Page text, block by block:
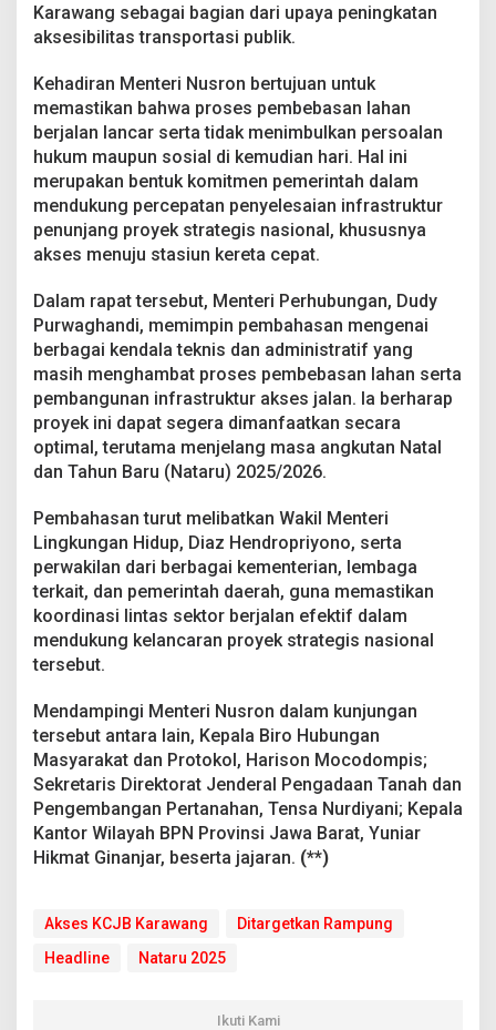
n
g
a
m
u
n
g
S
e
b
e
u
m
a
t
a
r
u
2
0
5
Karawang sebagai bagian dari upaya peningkatan
aksesibilitas transportasi publik.
Kehadiran Menteri Nusron bertujuan untuk
memastikan bahwa proses pembebasan lahan
berjalan lancar serta tidak menimbulkan persoalan
hukum maupun sosial di kemudian hari. Hal ini
merupakan bentuk komitmen pemerintah dalam
mendukung percepatan penyelesaian infrastruktur
penunjang proyek strategis nasional, khususnya
akses menuju stasiun kereta cepat.
Dalam rapat tersebut, Menteri Perhubungan, Dudy
Purwaghandi, memimpin pembahasan mengenai
berbagai kendala teknis dan administratif yang
masih menghambat proses pembebasan lahan serta
pembangunan infrastruktur akses jalan. Ia berharap
proyek ini dapat segera dimanfaatkan secara
optimal, terutama menjelang masa angkutan Natal
dan Tahun Baru (Nataru) 2025/2026.
Pembahasan turut melibatkan Wakil Menteri
Lingkungan Hidup, Diaz Hendropriyono, serta
perwakilan dari berbagai kementerian, lembaga
terkait, dan pemerintah daerah, guna memastikan
koordinasi lintas sektor berjalan efektif dalam
mendukung kelancaran proyek strategis nasional
tersebut.
Mendampingi Menteri Nusron dalam kunjungan
tersebut antara lain, Kepala Biro Hubungan
Masyarakat dan Protokol, Harison Mocodompis;
Sekretaris Direktorat Jenderal Pengadaan Tanah dan
Pengembangan Pertanahan, Tensa Nurdiyani; Kepala
Kantor Wilayah BPN Provinsi Jawa Barat, Yuniar
Hikmat Ginanjar, beserta jajaran. (**)
Akses KCJB Karawang
Ditargetkan Rampung
Headline
Nataru 2025
Ikuti Kami